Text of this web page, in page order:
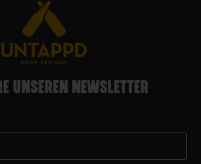
UNSEREN NEWSLETTER